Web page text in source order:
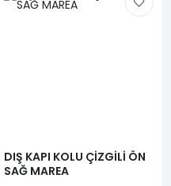
DIŞ KAPI KOLU ÇİZGİLİ ÖN
SAĞ MAREA